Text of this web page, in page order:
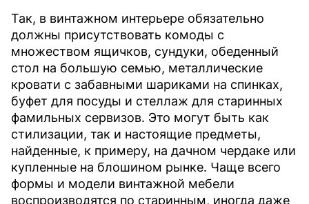
Так, в винтажном интерьере обязательно
должны присутствовать комоды с
множеством ящичков, сундуки, обеденный
стол на большую семью, металлические
кровати с забавными шариками на спинках,
буфет для посуды и стеллаж для старинных
фамильных сервизов. Это могут быть как
стилизации, так и настоящие предметы,
найденные, к примеру, на дачном чердаке или
купленные на блошином рынке. Чаще всего
формы и модели винтажной мебели
воспроизводятся по старинным, иногда даже